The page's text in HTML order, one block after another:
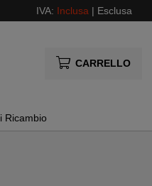
IVA: Inclusa | Esclusa
CARRELLO
Ricambio